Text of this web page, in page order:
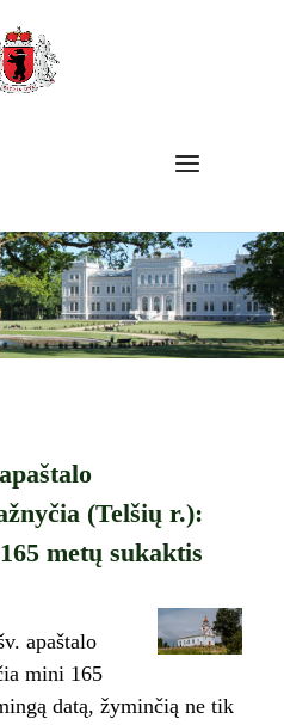
(Telšių r.):
metų sukaktis
apaštalo
mini 165
datą, žyminčią ne tik